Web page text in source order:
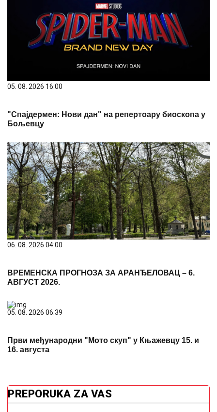
05. 08. 2026 16:00
"Спајдермен: Нови дан" на репертоару биоскопа у
Бољевцу
06. 08. 2026 04:00
ВРЕМЕНСКА ПРОГНОЗА ЗА АРАНЂЕЛОВАЦ – 6.
АВГУСТ 2026.
05. 08. 2026 06:39
Први међународни "Мото скуп" у Књажевцу 15. и
16. августа
PREPORUKA ZA VAS